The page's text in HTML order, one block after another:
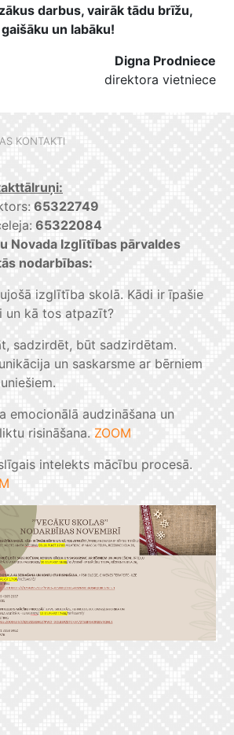
darbus, vairāk tādu brīžu,
un labāku!
Digna Prodniece
direktora vietniece
KONTAKTI
65322749
65322084
Novada Izglītības pārvaldes
nodarbības:
izglītība skolā. Kādi ir īpašie
un kā tos atpazīt?
sadzirdēt, būt sadzirdētam.
un saskarsme ar bērniem
emocionālā audzināšana un
risināšana. ZOOM
intelekts mācību procesā.